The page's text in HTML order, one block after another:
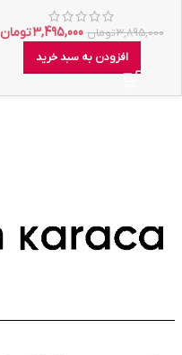
3,895,000تومان 3,495,000تومان
افزودن به سبد خرید